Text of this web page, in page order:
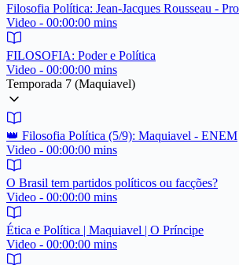
Filosofia Política: Jean-Jacques Rousseau -
Video - 00:00:00 mins
FILOSOFIA: Poder e Política
Video - 00:00:00 mins
Temporada 7 (Maquiavel)
👑 Filosofia Política (5/9): Maquiavel - ENEM
Video - 00:00:00 mins
O Brasil tem partidos políticos ou facções?
Video - 00:00:00 mins
Ética e Política | Maquiavel | O Príncipe
Video - 00:00:00 mins